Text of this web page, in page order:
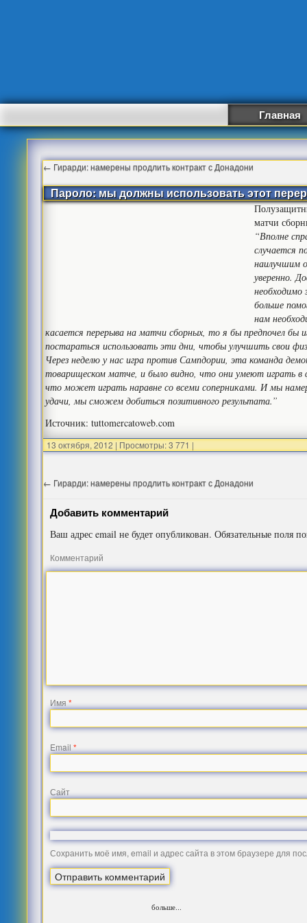
Главная
← Гирарди: намерены продлить контракт с Донадони
Пароло: мы должны использовать этот
матчи
“Вполне
случается
наилучшим
уверенно.
необходимо
больше
нам
касается перерыва на матчи сборных, то я бы предпочел
постараться использовать эти дни, чтобы улучшить свои
Через неделю у нас игра против Сампдории, эта команда
товарищеском матче, и было видно, что они умеют играть
что может играть наравне со всеми соперниками. И мы
удачи, мы сможем добиться позитивного результата.”
Источник: tuttomercatoweb.com
13 октября, 2012 | Просмотры: 3 771 |
← Гирарди: намерены продлить контракт с Донадони
Добавить комментарий
Ваш адрес email не будет опубликован. Обязательные поля
Комментарий
Имя*
Email*
Сайт
Сохранить моё имя, email и адрес сайта в этом браузере для
больше...